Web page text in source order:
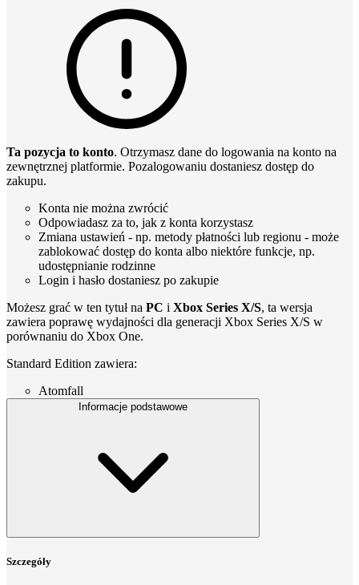
Ta pozycja to konto. Otrzymasz dane do logowania na konto na
zewnętrznej platformie. Pozalogowaniu dostaniesz dostęp do
zakupu.
Konta nie można zwrócić
Odpowiadasz za to, jak z konta korzystasz
Zmiana ustawień - np. metody płatności lub regionu - może
zablokować dostęp do konta albo niektóre funkcje, np.
udostępnianie rodzinne
Login i hasło dostaniesz po zakupie
Możesz grać w ten tytuł na PC i Xbox Series X/S, ta wersja
zawiera poprawę wydajności dla generacji Xbox Series X/S w
porównaniu do Xbox One.
Standard Edition zawiera:
Atomfall
Informacje podstawowe
Szczegóły